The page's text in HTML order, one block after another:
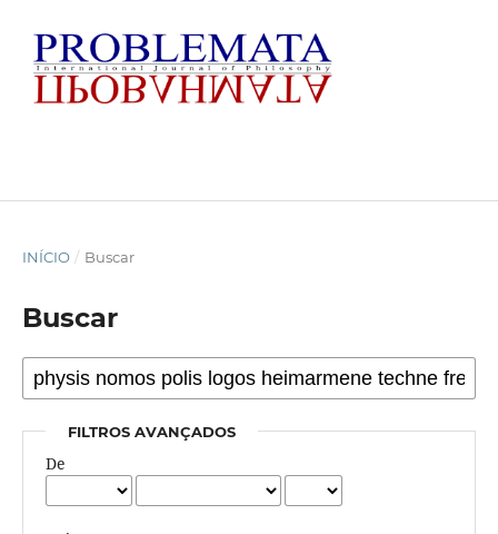
INÍCIO / Buscar
Buscar
FILTROS AVANÇADOS
De